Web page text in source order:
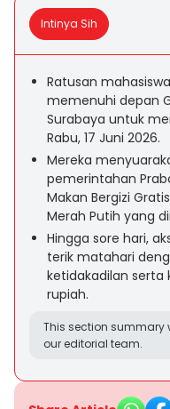
Intinya Sih
Ratusan
memenuhi depan
Surabaya untuk
Rabu, 17 Juni 2026.
Mereka
pemerintahan
Makan Bergizi
Merah Putih yang
Hingga sore hari,
terik matahari
ketidakadilan serta
rupiah.
This section summary
our editorial team.